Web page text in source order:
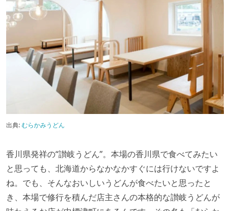
出典:むらかみうどん
香川県発祥の“讃岐うどん”。本場の香川県で食べてみたい
と思っても、北海道からなかなかすぐには行けないですよ
ね。でも、そんなおいしいうどんが食べたいと思ったと
き、本場で修行を積んだ店主さんの本格的な讃岐うどんが